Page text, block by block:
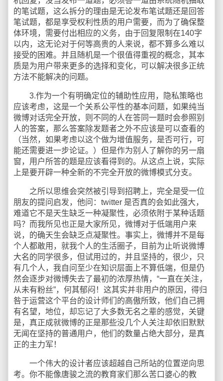
的笔试题，这么拆分的理由是无论发布笔试题还是回答
笔试题，都是享受权利性质的用户需要，而为了确保整
体环境，需要付出相应的义务，由于回复限制在140字
以内，这无论对于何等高贵的人来说，都不算多么难以
接受的困难。并且随机是一个很值得重视的概念，其本
质是为用户带来更多的选择和变化，可以解决很多正统
方法不能解决的问题。
3.作为一个有明确定位的辅助性应用，隐私策略也
应该考虑，这是一个关系公平性的基本问题，如果纯当
微博对话完全开放，则不同的人在答同一题时会参照别
人的答案，那么答案除发题者之外不应该是可以查看的
（当然，如果考虑以这个做为增值服务，是否可行，可
能还需要进一步论证。）但是作为别人了解你的另一扇
窗，用户所答的题是应该看得到的。从这点上说，实际
上是要开辟一种全新的不完全开放的微博模式分支。
之所以思维会突然被引导到招聘上，完全是受一位
朋友的提问启发，他问：twitter 是否真的会如此强大，
难道它不是天生缺乏一种凝聚性，必须依附于某种话题
吗？而我所见也正是大家所见，微博对于低端用户来
说，的确天生会缺乏点凝聚性。事实上，微博并不是每
个人都敢用，就我个人的生活圈子，目前为止听说微博
大名的同学很多，但试用过的，并且坚持的，很少，只
有几个人，我自问至少在知识层面上不算低端，但是仍
然会逐步对微博失去了最初的浓厚热情，“一直在关注，
从未有粉丝”，何其郁闷！这其实并非用户的原因，得归
咎于运营这个平台的设计师们的高傲所致，他们自己拥
有名望，地位，却忘记了大多数无名之辈的感觉，关键
是，真正成就微博的正是那些没几个人关注却依旧默默
无闻在坚持的普通用户，他们的数量占绝大部分，是真
正的主力军！
一个伟大的设计者应该超越自己所站的位置逆向思
考。你不能像唐骏之流的教育家们那么苦口婆心的教